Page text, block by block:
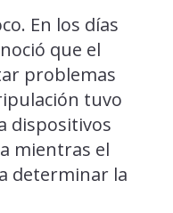
En los días
que el
problemas
tuvo
dispositivos
mientras el
determinar la